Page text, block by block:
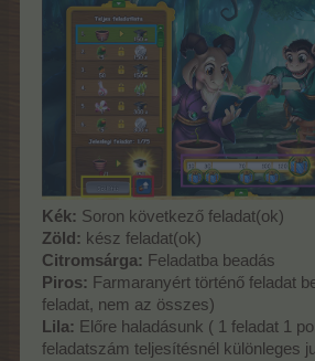
Kék: Soron következő feladat(ok)
Zöld: kész feladat(ok)
Citromsárga: Feladatba beadás
Piros: Farmaranyért történő feladat
feladat, nem az összes)
Lila: Előre haladásunk ( 1 feladat 1
feladatszám teljesítésnél különleges